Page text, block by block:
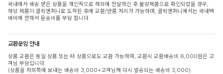
국내에서 배송 받은 상품을 개인적으로 해외에 전달하신 후 불량제품으로 확인되었을 경우,
해당 제품이 클릭앤퍼니로 도착된 후에 교환/반품 처리가 가능하며, 클릭앤퍼니에서는 국내택
배비에 한해서 운송비를 부담 합니다
교환운임 안내
상품 교환은 동일 상품 또는 타 상품으로도 교환 가능하며, 교환시 교환배송비 6,000원은 고
객님 부담입니다.
(상품을 저희쪽에 보내는 배송비 3,000+고객님께 다시 발송되는 배송비 3,000)